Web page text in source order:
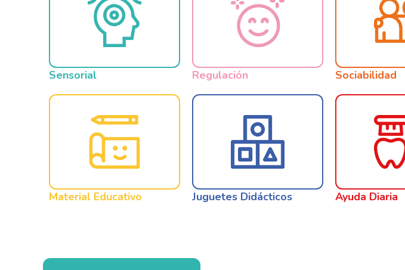
Sensorial Regulación Sociabilidad
Material Educativo Juguetes Didácticos Ayuda Diaria